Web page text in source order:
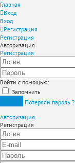
Главная
Вход
Вход
Регистрация
Регистрация
Авторизация
Регистрация
Войти с помощью:
Запомнить
Потеряли пароль ?
Авторизация
Регистрация